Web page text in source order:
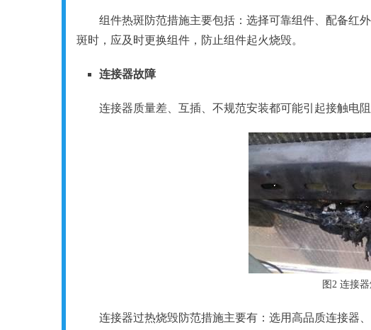
组件热斑防范措施主要包括：选择可靠组件、配备红
斑时，应及时更换组件，防止组件起火烧毁。
连接器故障
连接器质量差、互插、不规范安装都可能引起接触电
图2 连接
连接器过热烧毁防范措施主要有：选用高品质连接器